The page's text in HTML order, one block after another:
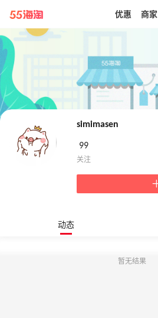
带你去官网买正品
优惠 商家
simimasen
99
动态
暂无结果